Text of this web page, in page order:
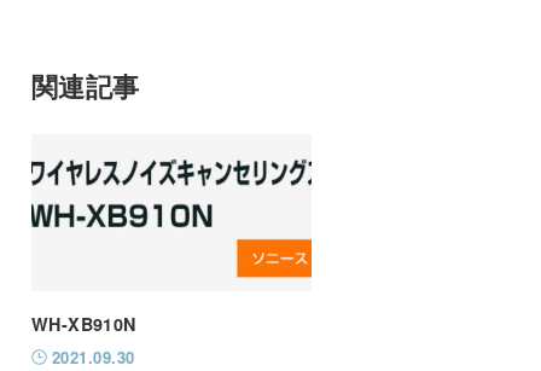
関連記事
WH-XB910N
2021.09.30